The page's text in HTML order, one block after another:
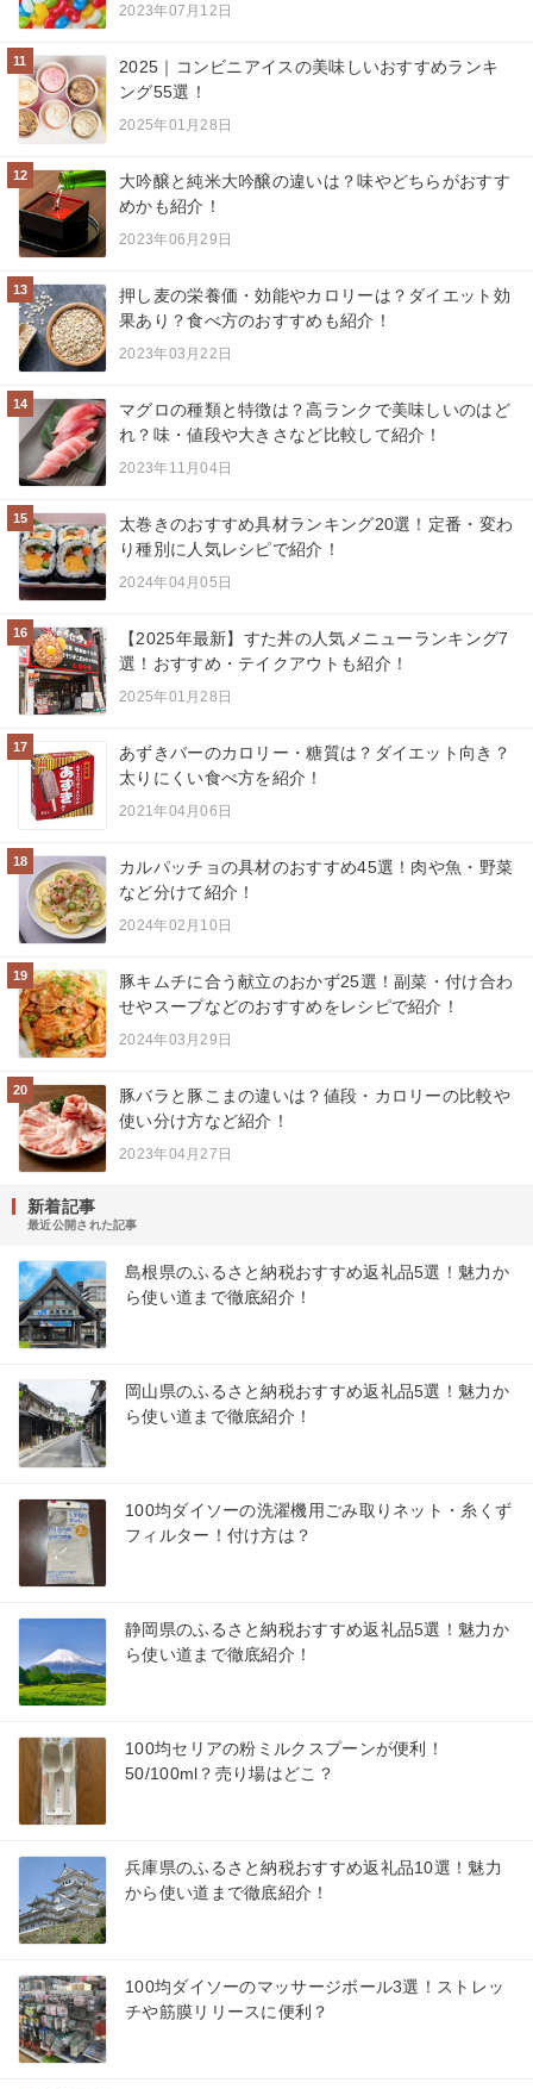
2023年07月12日
11
2025｜コンビニアイスの美味しいおすすめランキ
ング55選！
2025年01月28日
12
大吟醸と純米大吟醸の違いは？味やどちらがおすす
めかも紹介！
2023年06月29日
13
押し麦の栄養価・効能やカロリーは？ダイエット効
果あり？食べ方のおすすめも紹介！
2023年03月22日
14
マグロの種類と特徴は？高ランクで美味しいのはど
れ？味・値段や大きさなど比較して紹介！
2023年11月04日
15
太巻きのおすすめ具材ランキング20選！定番・変わ
り種別に人気レシピで紹介！
2024年04月05日
16
【2025年最新】すた丼の人気メニューランキング7
選！おすすめ・テイクアウトも紹介！
2025年01月28日
17
あずきバーのカロリー・糖質は？ダイエット向き？
太りにくい食べ方を紹介！
2021年04月06日
18
カルパッチョの具材のおすすめ45選！肉や魚・野菜
など分けて紹介！
2024年02月10日
19
豚キムチに合う献立のおかず25選！副菜・付け合わ
せやスープなどのおすすめをレシピで紹介！
2024年03月29日
20
豚バラと豚こまの違いは？値段・カロリーの比較や
使い分け方など紹介！
2023年04月27日
新着記事
最近公開された記事
島根県のふるさと納税おすすめ返礼品5選！魅力か
ら使い道まで徹底紹介！
岡山県のふるさと納税おすすめ返礼品5選！魅力か
ら使い道まで徹底紹介！
100均ダイソーの洗濯機用ごみ取りネット・糸くず
フィルター！付け方は？
静岡県のふるさと納税おすすめ返礼品5選！魅力か
ら使い道まで徹底紹介！
100均セリアの粉ミルクスプーンが便利！
50/100ml？売り場はどこ？
兵庫県のふるさと納税おすすめ返礼品10選！魅力
から使い道まで徹底紹介！
100均ダイソーのマッサージボール3選！ストレッ
チや筋膜リリースに便利？